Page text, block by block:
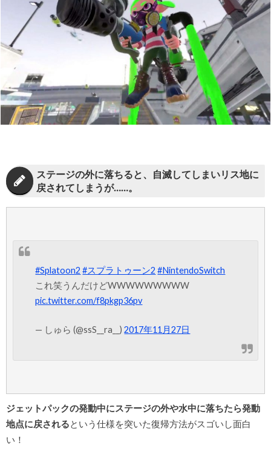
ステージの外に落ちると、自滅してしまいリス地に
戻されてしまうが……。
#Splatoon2 #スプラトゥーン2 #NintendoSwitch
これ笑うんだけどWWWWWWWWW
pic.twitter.com/f8pkgp36pv
— しゅら (@ssS__ra__)2017年11月27日
ジェットパックの発動中にステージの外や水中に落ちたら発動
地点に戻されるという仕様を突いた復帰方法がスゴいし面白
い！